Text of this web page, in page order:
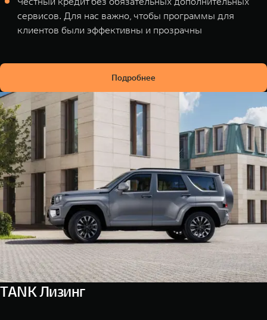
сервисов. Для нас важно, чтобы программы для
клиентов были эффективны и прозрачны
Подробнее
TANK Лизинг